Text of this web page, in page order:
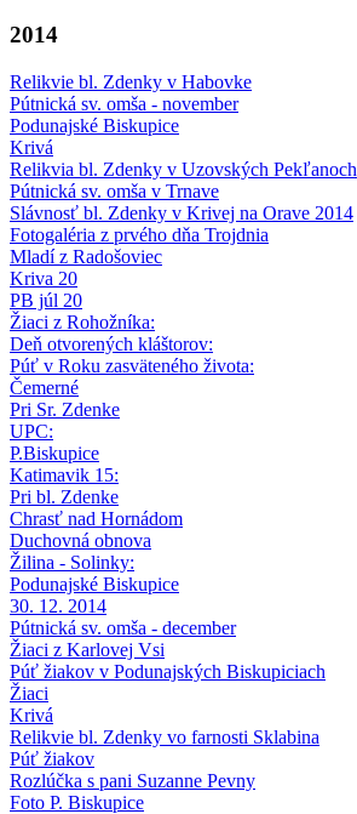
2014
Relikvie bl. Zdenky v Habovke
Pútnická sv. omša - november
Podunajské Biskupice
Krivá
Relikvia bl. Zdenky v Uzovských Pekľanoch
Pútnická sv. omša v Trnave
Slávnosť bl. Zdenky v Krivej na Orave 2014
Fotogaléria z prvého dňa Trojdnia
Mladí z Radošoviec
Kriva 20
PB júl 20
Žiaci z Rohožníka:
Deň otvorených kláštorov:
Púť v Roku zasväteného života:
Čemerné
Pri Sr. Zdenke
UPC:
P.Biskupice
Katimavik 15:
Pri bl. Zdenke
Chrasť nad Hornádom
Duchovná obnova
Žilina - Solinky:
Podunajské Biskupice
30. 12. 2014
Pútnická sv. omša - december
Žiaci z Karlovej Vsi
Púť žiakov v Podunajských Biskupiciach
Žiaci
Krivá
Relikvie bl. Zdenky vo farnosti Sklabina
Púť žiakov
Rozlúčka s pani Suzanne Pevny
Foto P. Biskupice